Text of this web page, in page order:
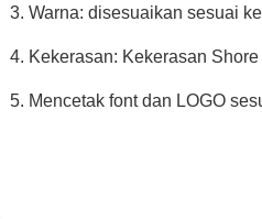
3. Warna: disesuaikan sesuai
4. Kekerasan: Kekerasan Shore
5. Mencetak font dan LOGO